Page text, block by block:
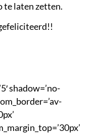
te laten zetten.
shadow=’no-